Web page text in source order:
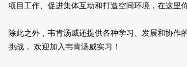
项目工作、促进集体互动和打造空间环境，在这里
除此之外，韦肯汤威还提供各种学习、发展和协
挑战， 欢迎加入韦肯汤威实习！